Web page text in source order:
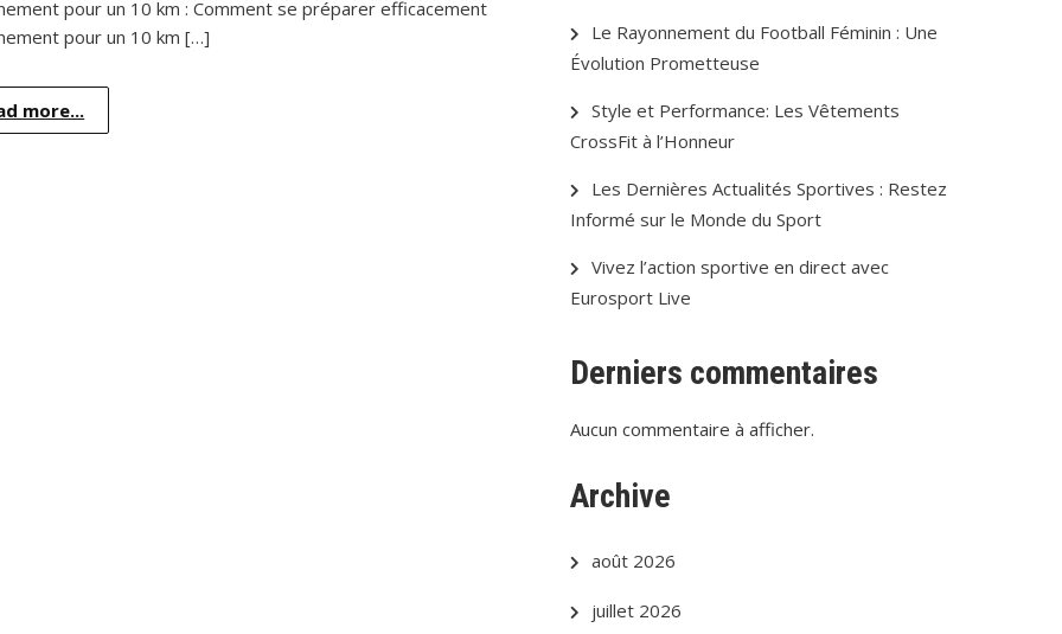
pour un 10 km : Comment se préparer efficacement
pour un 10 km […]
more...
Le Rayonnement du Football Féminin : Une
Évolution Prometteuse
Style et Performance: Les Vêtements
CrossFit à l’Honneur
Les Dernières Actualités Sportives : Restez
Informé sur le Monde du Sport
Vivez l’action sportive en direct avec
Eurosport Live
Derniers commentaires
Aucun commentaire à afficher.
Archive
août 2026
juillet 2026